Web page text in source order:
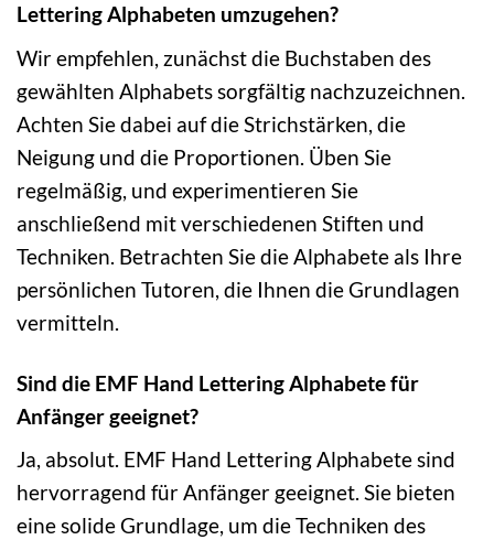
Lettering Alphabeten umzugehen?
Wir empfehlen, zunächst die Buchstaben des
gewählten Alphabets sorgfältig nachzuzeichnen.
Achten Sie dabei auf die Strichstärken, die
Neigung und die Proportionen. Üben Sie
regelmäßig, und experimentieren Sie
anschließend mit verschiedenen Stiften und
Techniken. Betrachten Sie die Alphabete als Ihre
persönlichen Tutoren, die Ihnen die Grundlagen
vermitteln.
Sind die EMF Hand Lettering Alphabete für
Anfänger geeignet?
Ja, absolut. EMF Hand Lettering Alphabete sind
hervorragend für Anfänger geeignet. Sie bieten
eine solide Grundlage, um die Techniken des